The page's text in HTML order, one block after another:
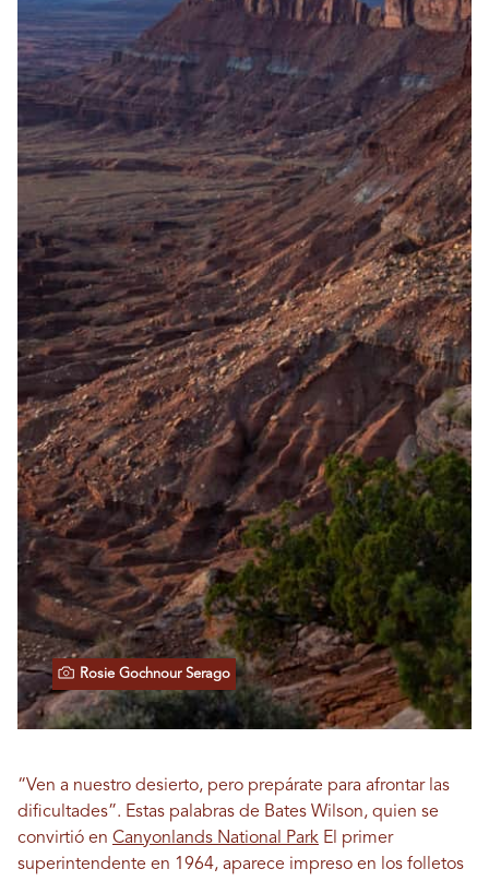
Rosie Gochnour Serago
“Ven a nuestro desierto, pero prepárate para afrontar las
dificultades”. Estas palabras de Bates Wilson, quien se
convirtió en Canyonlands National Park El primer
superintendente en 1964, aparece impreso en los folletos